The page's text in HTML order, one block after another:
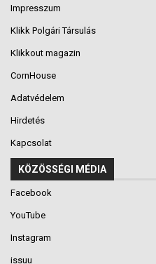
Impresszum
Klikk Polgári Társulás
Klikkout magazin
CornHouse
Adatvédelem
Hirdetés
Kapcsolat
KÖZÖSSÉGI MÉDIA
Facebook
YouTube
Instagram
issuu